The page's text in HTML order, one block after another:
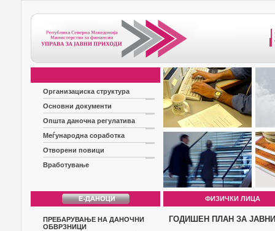
Организациска структура
Основни документи
Општа даночна регулатива
Меѓународна соработка
Отворени повици
Вработување
ФИЗИЧКИ ЛИЦА
ПРЕБАРУВАЊЕ НА ДАНОЧНИ
ОБВРЗНИЦИ
ГОДИШЕН ПЛАН ЗА